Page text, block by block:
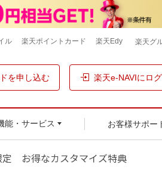
ル 楽天ポイントカード 楽天Edy 楽天グ
を申し込む 楽天e-NAVIにロ
能・サービス お客様サポー
定 お得なカスタマイズ特典